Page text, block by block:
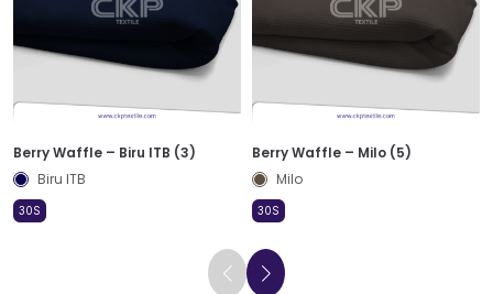
Berry Waffle – Biru ITB (3)
Biru ITB
30S
Berry Waffle – Milo (5)
Milo
30S